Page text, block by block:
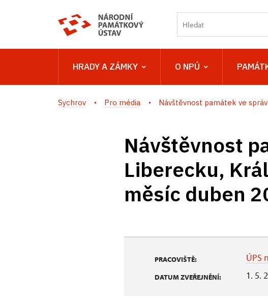
HRADY A ZÁMKY O NPÚ
Sychrov Pro média Návštěvnost památek ve
Návštěvnost
Liberecku,
měsíc duben
PRACOVIŠTĚ: ÚPS
DATUM ZVEŘEJNĚNÍ: 1. 5.